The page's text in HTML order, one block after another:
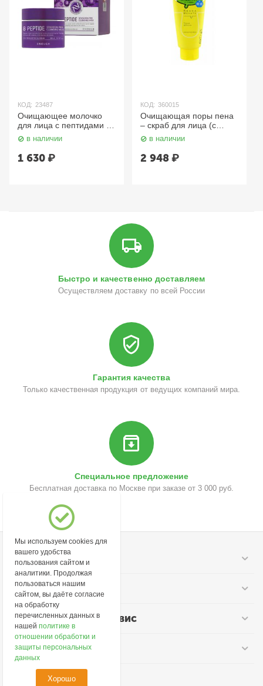
КОД: 23487
Очищающее молочко
для лица с пептидами /
8 Peptide Cleansing Milk
300 мл Enough
в наличии
1 630₽
КОД: 360015
Очищающая поры пена
– скраб для лица (с
энзимами) Pore
Cleansing Scrub Face
Wash 120 гр. MEISHOKU
в наличии
2 948₽
Быстро и качественно доставляем
Осуществляем доставку по всей России
Гарантия качества
Только качественная продукция от ведущих компаний мира.
Специальное предложение
Бесплатная доставка по Москве при заказе от 3 000 руб.
Моя учетная запись
Информация
Покупательский сервис
Контакты
Мы используем cookies для
вашего удобства
пользования сайтом и
аналитики. Продолжая
пользоваться нашим
сайтом, вы даёте согласие
на обработку
перечисленных данных в
нашейполитике в
отношении обработки и
защиты персональных
данных
Хорошо